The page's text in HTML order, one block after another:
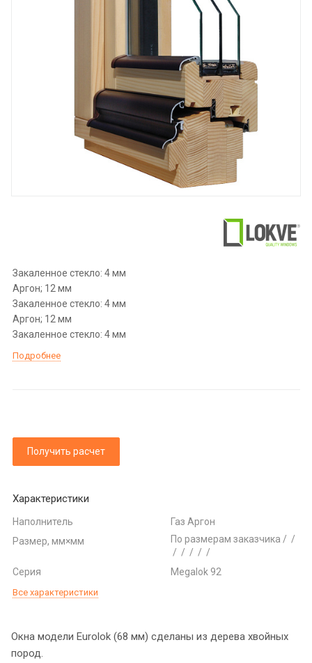
Закаленное стекло: 4 мм
Аргон; 12 мм
Закаленное стекло: 4 мм
Аргон; 12 мм
Закаленное стекло: 4 мм
Подробнее
Получить расчет
Характеристики
Наполнитель
Газ Аргон
Размер, мм×мм
По размерам заказчика / /
/ / / / /
Серия
Megalok 92
Все характеристики
Окна модели Eurolok (68 мм) сделаны из дерева хвойных
пород.